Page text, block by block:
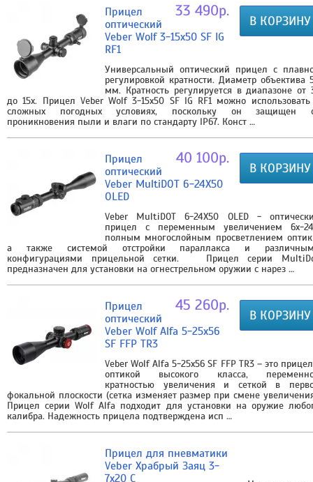
В КОРЗИНУ
33 490р.
Прицел
оптический
Veber Wolf 3-15x50 SF IG
RF1
Универсальный оптический прицел с
регулировкой кратности. Диаметр объектива
мм. Кратность регулируется в диапазоне от
до 15х. Прицел Veber Wolf 3-15x50 SF IG RF1 можно
сложных погодных условиях, поскольку он защищен
проникновения пыли и влаги по стандарту IP67. Конст …
В КОРЗИНУ
40 100р.
Прицел
оптический
Veber MultiDOT 6-24X50
OLED
Veber MultiDOT 6-24X50 OLED -
прицел с переменным увеличением 6х-
полным многослойным просветлением
а также системой отстройки параллакса и
конфигурациями прицельной сетки. Прицел cерии
предназначен для установки на огнестрельном оружии с нарез …
В КОРЗИНУ
45 260р.
Прицел
оптический
Veber Wolf Alfa 5-25x56
SF FFP TR3
Veber Wolf Alfa 5-25x56 SF FFP TR3 – это
оптикой высокого класса,
кратностью увеличения и сеткой в
фокальной плоскости (сетка изменяет размер при смене
Прицел серии Wolf Alfa подходит для установки на оружие
калибра. Надежность прицела подтверждена исп …
Прицел для пневматики
Veber Храбрый Заяц 3-
7x20 C